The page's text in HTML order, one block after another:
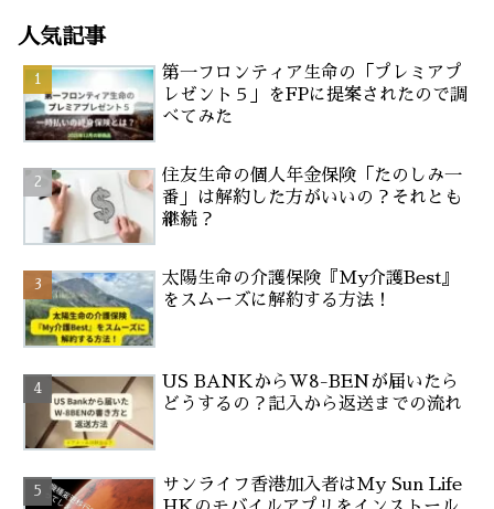
人気記事
第一フロンティア生命の「プレミアプ
レゼント５」をFPに提案されたので調
べてみた
住友生命の個人年金保険「たのしみ一
番」は解約した方がいいの？それとも
継続？
太陽生命の介護保険『My介護Best』
をスムーズに解約する方法！
US BANKからW8-BENが届いたら
どうするの？記入から返送までの流れ
サンライフ香港加入者はMy Sun Life